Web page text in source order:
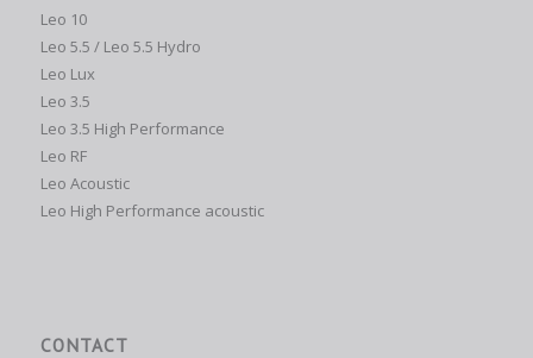
Leo 10
Leo 5.5 / Leo 5.5 Hydro
Leo Lux
Leo 3.5
Leo 3.5 High Performance
Leo RF
Leo Acoustic
Leo High Performance acoustic
CONTACT